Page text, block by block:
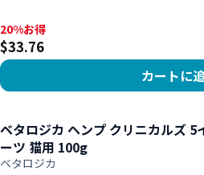
20%お得, $33.76
20%お得
$33.76
カートに
ベタロジカ ヘンプ クリニカルズ 5
ーツ 猫用 100g
ベタロジカ